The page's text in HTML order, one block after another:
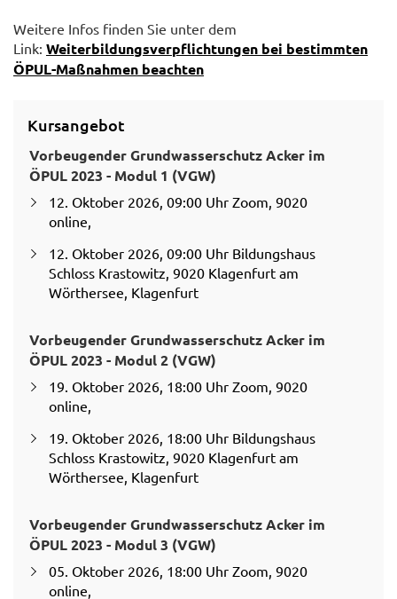
Weitere Infos finden Sie unter dem
Link: Weiterbildungsverpflichtungen bei bestimmten
ÖPUL-Maßnahmen beachten
Kursangebot
Vorbeugender Grundwasserschutz Acker im
ÖPUL 2023 - Modul 1 (VGW)
12. Oktober 2026, 09:00 Uhr Zoom, 9020
online,
12. Oktober 2026, 09:00 Uhr Bildungshaus
Schloss Krastowitz, 9020 Klagenfurt am
Wörthersee, Klagenfurt
Vorbeugender Grundwasserschutz Acker im
ÖPUL 2023 - Modul 2 (VGW)
19. Oktober 2026, 18:00 Uhr Zoom, 9020
online,
19. Oktober 2026, 18:00 Uhr Bildungshaus
Schloss Krastowitz, 9020 Klagenfurt am
Wörthersee, Klagenfurt
Vorbeugender Grundwasserschutz Acker im
ÖPUL 2023 - Modul 3 (VGW)
05. Oktober 2026, 18:00 Uhr Zoom, 9020
online,